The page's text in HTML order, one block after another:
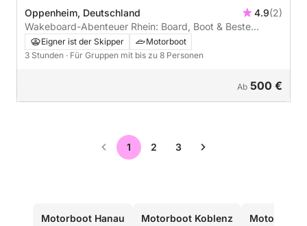
Oppenheim, Deutschland 4.9(2)
Wakeboard-Abenteuer Rhein: Board, Boot & Beste
Wellen!
Eigner ist der Skipper
Motorboot
3 Stunden · Für Gruppen mit bis zu 8 Personen
Ab 500 €
1 2 3
Motorboot Hanau Motorboot Koblenz Motorboot